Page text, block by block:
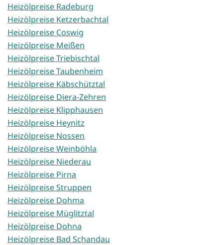
Heizölpreise Radeburg
Heizölpreise Ketzerbachtal
Heizölpreise Coswig
Heizölpreise Meißen
Heizölpreise Triebischtal
Heizölpreise Taubenheim
Heizölpreise Käbschütztal
Heizölpreise Diera-Zehren
Heizölpreise Klipphausen
Heizölpreise Heynitz
Heizölpreise Nossen
Heizölpreise Weinböhla
Heizölpreise Niederau
Heizölpreise Pirna
Heizölpreise Struppen
Heizölpreise Dohma
Heizölpreise Müglitztal
Heizölpreise Dohna
Heizölpreise Bad Schandau